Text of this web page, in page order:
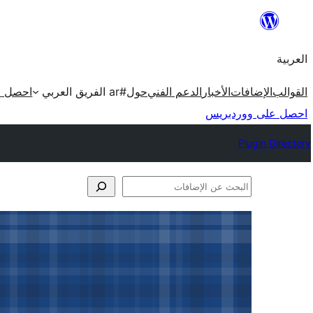
المحتوى
العربية
القوالبالإضافاتالأخبار الدعم الفنيحول#ar الفريق العربي
احصل
احصل على ووردبريس
Plugin Directory
البحث
الإضافات